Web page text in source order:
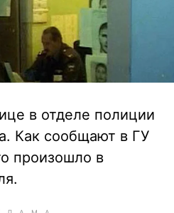
в отделе полиции
Как сообщают в ГУ
произошло в